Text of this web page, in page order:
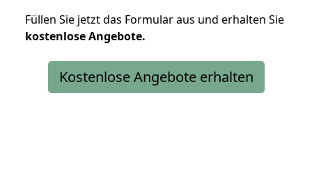
Füllen Sie jetzt das Formular aus und erhalten Sie
kostenloseAngebote.
Kostenlose Angebote erhalten